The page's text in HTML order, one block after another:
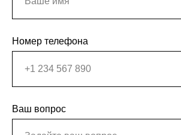
Номер телефона
Ваш вопрос